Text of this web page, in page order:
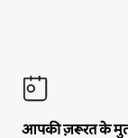
आपकी ज़रूरत के